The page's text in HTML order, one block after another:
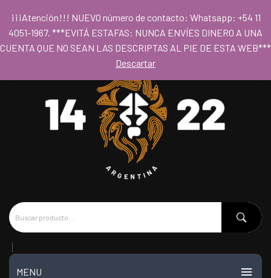
- Horario 09hs a 18hs
MENU
¡¡¡Atención!!! NUEVO número de contacto: Whatsapp: +54 11
4051-1967. ***EVITÁ ESTAFAS: NUNCA ENVÍES DINERO A UNA
CUENTA QUE NO SEAN LAS DESCRIPTAS AL PIE DE ESTA WEB***
Descartar